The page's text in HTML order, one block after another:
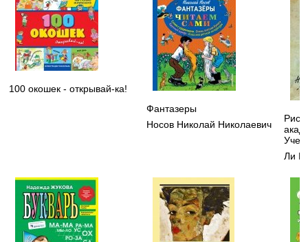
100 окошек - открывай-ка!
Фантазеры
Носов Николай Николаевич
Ли